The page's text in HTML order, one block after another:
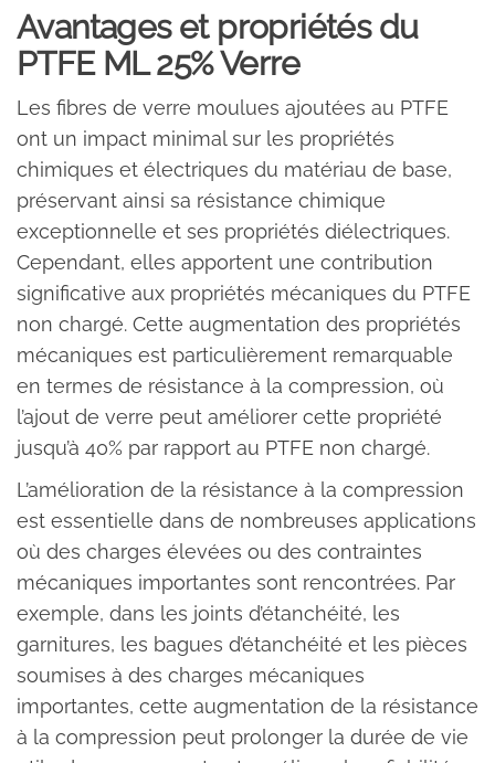
Avantages et propriétés du
PTFE ML 25% Verre
Les fibres de verre moulues ajoutées au PTFE
ont un impact minimal sur les propriétés
chimiques et électriques du matériau de base,
préservant ainsi sa résistance chimique
exceptionnelle et ses propriétés diélectriques.
Cependant, elles apportent une contribution
significative aux propriétés mécaniques du PTFE
non chargé. Cette augmentation des propriétés
mécaniques est particulièrement remarquable
en termes de résistance à la compression, où
l’ajout de verre peut améliorer cette propriété
jusqu’à 40% par rapport au PTFE non chargé.
L’amélioration de la résistance à la compression
est essentielle dans de nombreuses applications
où des charges élevées ou des contraintes
mécaniques importantes sont rencontrées. Par
exemple, dans les joints d’étanchéité, les
garnitures, les bagues d’étanchéité et les pièces
soumises à des charges mécaniques
importantes, cette augmentation de la résistance
à la compression peut prolonger la durée de vie